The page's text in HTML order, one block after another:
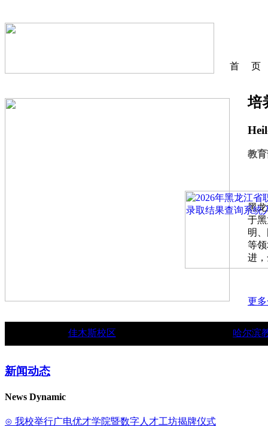
首 页
培
教
黑
于
明
等
进
更
佳木斯校区 哈尔滨
新闻动态
News Dynamic
⊙ 我校举行广电优才学院暨数字人才工坊揭牌仪式